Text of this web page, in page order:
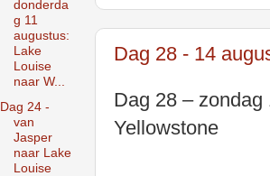
Dag 28 - 14
Dag 28 –
Yellowstone
donderda
g 11
augustus:
Lake
Louise
naar W...
Dag 24 -
van
Jasper
naar Lake
Louise